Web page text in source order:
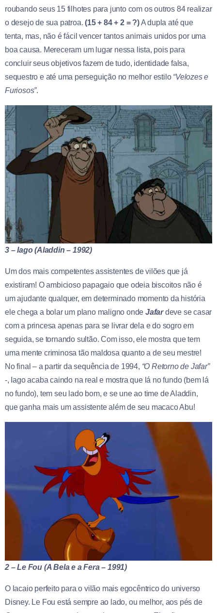
roubando seus 15 filhotes para junto com os outros 84 realizar
o desejo de sua patroa. (15 + 84 + 2 = ?)A dupla até que
tenta, mas, não é fácil vencer tantos animais unidos por uma
boa causa. Mereceram um lugar nessa lista, pois para
concluir seus objetivos fazem de tudo, identidade falsa,
sequestro e até uma perseguição no melhor estilo “Velozes e
Furiosos”.
3 – Iago (Aladdin – 1992)
Um dos mais competentes assistentes de vilões que já
existiram! O ambicioso papagaio que odeia biscoitos não é
um ajudante qualquer, em determinado momento da história
ele chega a bolar um plano maligno ondeJafardeve se casar
com a princesa apenas para se livrar dela e do sogro em
seguida, se tornando sultão. Com isso, ele mostra que tem
uma mente criminosa tão maldosa quanto a de seu mestre!
No final – a partir da sequência de 1994, “O Retorno de Jafar”
-, Iago acaba caindo na real e mostra que lá no fundo (bem lá
no fundo), tem seu lado bom, e se une ao time de Aladdin,
que ganha mais um assistente além de seu macaco Abu!
2 – Le Fou (A Bela e a Fera – 1991)
O lacaio perfeito para o vilão mais egocêntrico do universo
Disney. Le Fou está sempre ao lado, ou melhor, aos pés de